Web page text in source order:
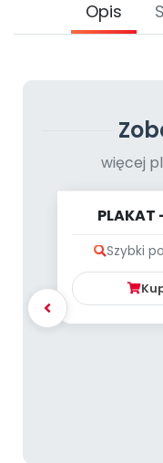
Pomoc
Promocje
Opis
więcej
PLAKAT
Szybki